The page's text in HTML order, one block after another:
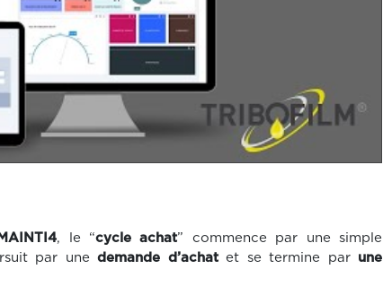
MAINTI4, le “cycle achat” commence par une simple
par une demande d’achatet se termine par une